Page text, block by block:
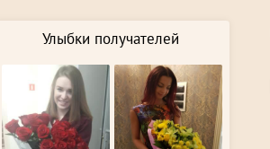
Улыбки получателей